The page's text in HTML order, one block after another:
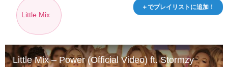
＋でプレイリストに追加！
Little Mix
Little Mix – Power (Official Video) ft. Stormzy